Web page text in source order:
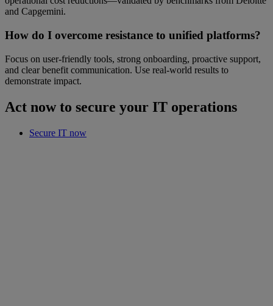
and Capgemini.
How do I overcome resistance to unified platforms?
Focus on user-friendly tools, strong onboarding, proactive support,
and clear benefit communication. Use real-world results to
demonstrate impact.
Act now to secure your IT operations
Secure IT now